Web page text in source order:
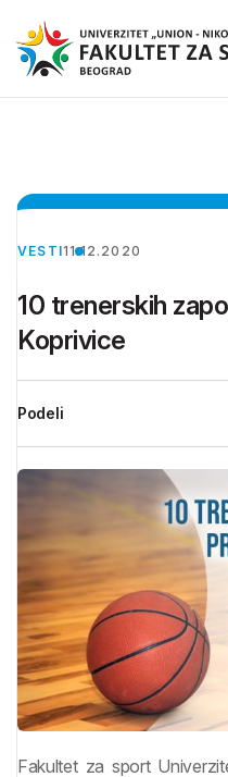
VESTI11.12.2020
10 trenerskih
Koprivice
Podeli
Fakultet za sport